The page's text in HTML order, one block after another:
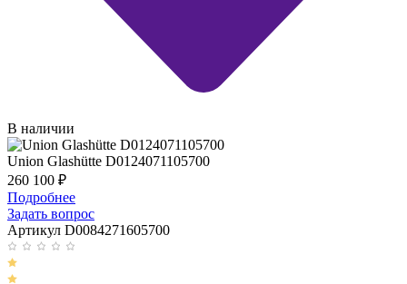
В наличии
Union Glashütte D0124071105700
260 100 ₽
Подробнее
Задать вопрос
Артикул D0084271605700